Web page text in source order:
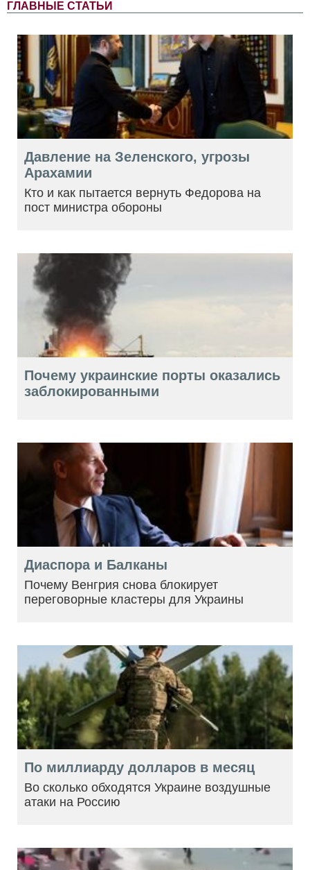
ГЛАВНЫЕ СТАТЬИ
Давление на Зеленского, угрозы
Арахамии
Кто и как пытается вернуть Федорова на
пост министра обороны
Почему украинские порты оказались
заблокированными
Диаспора и Балканы
Почему Венгрия снова блокирует
переговорные кластеры для Украины
По миллиарду долларов в месяц
Во сколько обходятся Украине воздушные
атаки на Россию